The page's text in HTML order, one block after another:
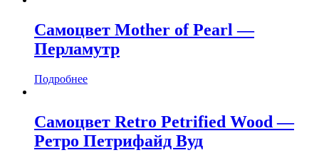
Самоцвет Mother of Pearl —
Перламутр
Подробнее
Самоцвет Retro Petrified Wood —
Ретро Петрифайд Вуд